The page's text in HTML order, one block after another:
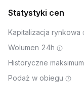
Statystyki cen
Kapitalizacja rynkowa
Wolumen 24h
Historyczne maksimum
Podaż w obiegu